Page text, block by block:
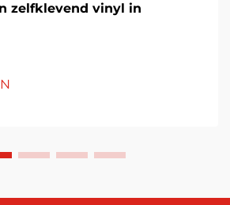
zelfklevend vinyl in